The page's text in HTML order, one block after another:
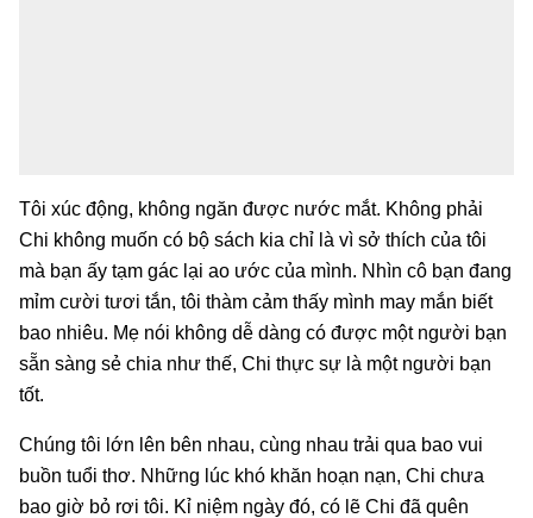
Tôi xúc động, không ngăn được nước mắt. Không phải
Chi không muốn có bộ sách kia chỉ là vì sở thích của tôi
mà bạn ấy tạm gác lại ao ước của mình. Nhìn cô bạn đang
mỉm cười tươi tắn, tôi thàm cảm thấy mình may mắn biết
bao nhiêu. Mẹ nói không dễ dàng có được một người bạn
sẵn sàng sẻ chia như thế, Chi thực sự là một người bạn
tốt.
Chúng tôi lớn lên bên nhau, cùng nhau trải qua bao vui
buồn tuổi thơ. Những lúc khó khăn hoạn nạn, Chi chưa
bao giờ bỏ rơi tôi. Kỉ niệm ngày đó, có lẽ Chi đã quên